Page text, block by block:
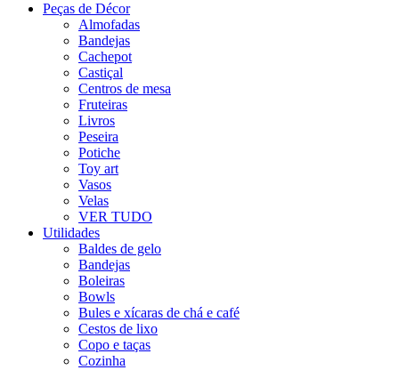
Peças de Décor
Almofadas
Bandejas
Cachepot
Castiçal
Centros de mesa
Fruteiras
Livros
Peseira
Potiche
Toy art
Vasos
Velas
VER TUDO
Utilidades
Baldes de gelo
Bandejas
Boleiras
Bowls
Bules e xícaras de chá e café
Cestos de lixo
Copo e taças
Cozinha